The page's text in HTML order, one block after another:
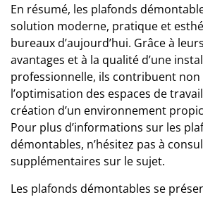
En résumé, les plafonds
solution moderne, pratique et
bureaux d’aujourd’hui. Grâce à
avantages et à la qualité d’une
professionnelle, ils contribuent non
l’optimisation des espaces de
création d’un environnement
Pour plus d’informations sur les
démontables, n’hésitez pas à
supplémentaires sur le sujet.
Les plafonds démontables se